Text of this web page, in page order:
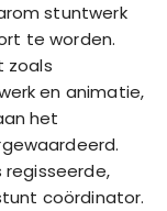
stuntwerk
te worden.
zoals
en animatie,
het
regisseerde,
coördinator.